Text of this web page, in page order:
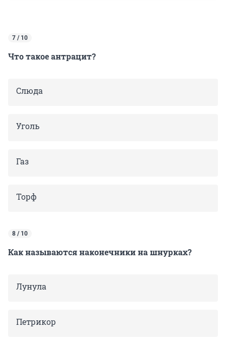
7 / 10
Что такое антрацит?
Слюда
Уголь
Газ
Торф
8 / 10
Как называются наконечники на шнурках?
Лунула
Петрикор